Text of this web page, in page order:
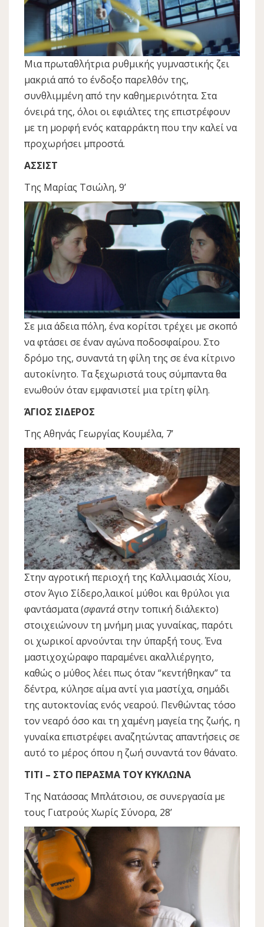
Μια πρωταθλήτρια ρυθμικής γυμναστικής ζει
μακριά από το ένδοξο παρελθόν της,
συνθλιμμένη από την καθημερινότητα. Στα
όνειρά της, όλοι οι εφιάλτες της επιστρέφουν
με τη μορφή ενός καταρράκτη που την καλεί να
προχωρήσει μπροστά.
ΑΣΣΙΣΤ
Της Μαρίας Τσιώλη, 9’
Σε μια άδεια πόλη, ένα κορίτσι τρέχει με σκοπό
να φτάσει σε έναν αγώνα ποδοσφαίρου. Στο
δρόμο της, συναντά τη φίλη της σε ένα κίτρινο
αυτοκίνητο. Τα ξεχωριστά τους σύμπαντα θα
ενωθούν όταν εμφανιστεί μια τρίτη φίλη.
ΆΓΙΟΣ ΣΙΔΕΡΟΣ
Της Αθηνάς Γεωργίας Κουμέλα, 7’
Στην αγροτική περιοχή της Καλλιμασιάς Χίου,
στον Άγιο Σίδερο,λαικοί μύθοι και θρύλοι για
φαντάσματα (σφαντάστην τοπική διάλεκτο)
στοιχειώνουν τη μνήμη μιας γυναίκας, παρότι
οι χωρικοί αρνούνται την ύπαρξή τους. Ένα
μαστιχοχώραφο παραμένει ακαλλιέργητο,
καθώς ο μύθος λέει πως όταν “κεντήθηκαν” τα
δέντρα, κύλησε αίμα αντί για μαστίχα, σημάδι
της αυτοκτονίας ενός νεαρού. Πενθώντας τόσο
τον νεαρό όσο και τη χαμένη μαγεία της ζωής, η
γυναίκα επιστρέφει αναζητώντας απαντήσεις σε
αυτό το μέρος όπου η ζωή συναντά τον θάνατο.
TITI – ΣΤΟ ΠΕΡΑΣΜΑ ΤΟΥ ΚΥΚΛΩΝΑ
Της Νατάσσας Μπλάτσιου, σε συνεργασία με
τους Γιατρούς Χωρίς Σύνορα, 28’